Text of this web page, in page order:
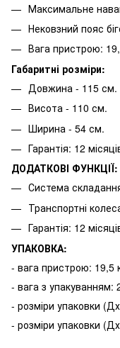
Максимальне
Нековзний пояс
Вага пристрою:
Габаритні розміри:
Довжина - 115 см.
Висота - 110 см.
Ширина - 54 см.
Гарантія: 12
ДОДАТКОВІ ФУНКЦІЇ:
Система
Транспортні
Гарантія: 12
УПАКОВКА:
- вага пристрою: 19,5
- вага з упакуванням:
- розміри упаковки
- розміри упаковки